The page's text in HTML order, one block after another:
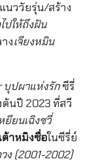
นววัยรุ่น/สร้าง
ปให้ถึงฝัน
งเจียงหมิน
บุปผาแห่งรักซีรี่
นปี 2023 ที่สวี
ยียนเฉิงซวี่
ต้าหมิงซื่อในซีรี่ย์
ง (2001-2002)